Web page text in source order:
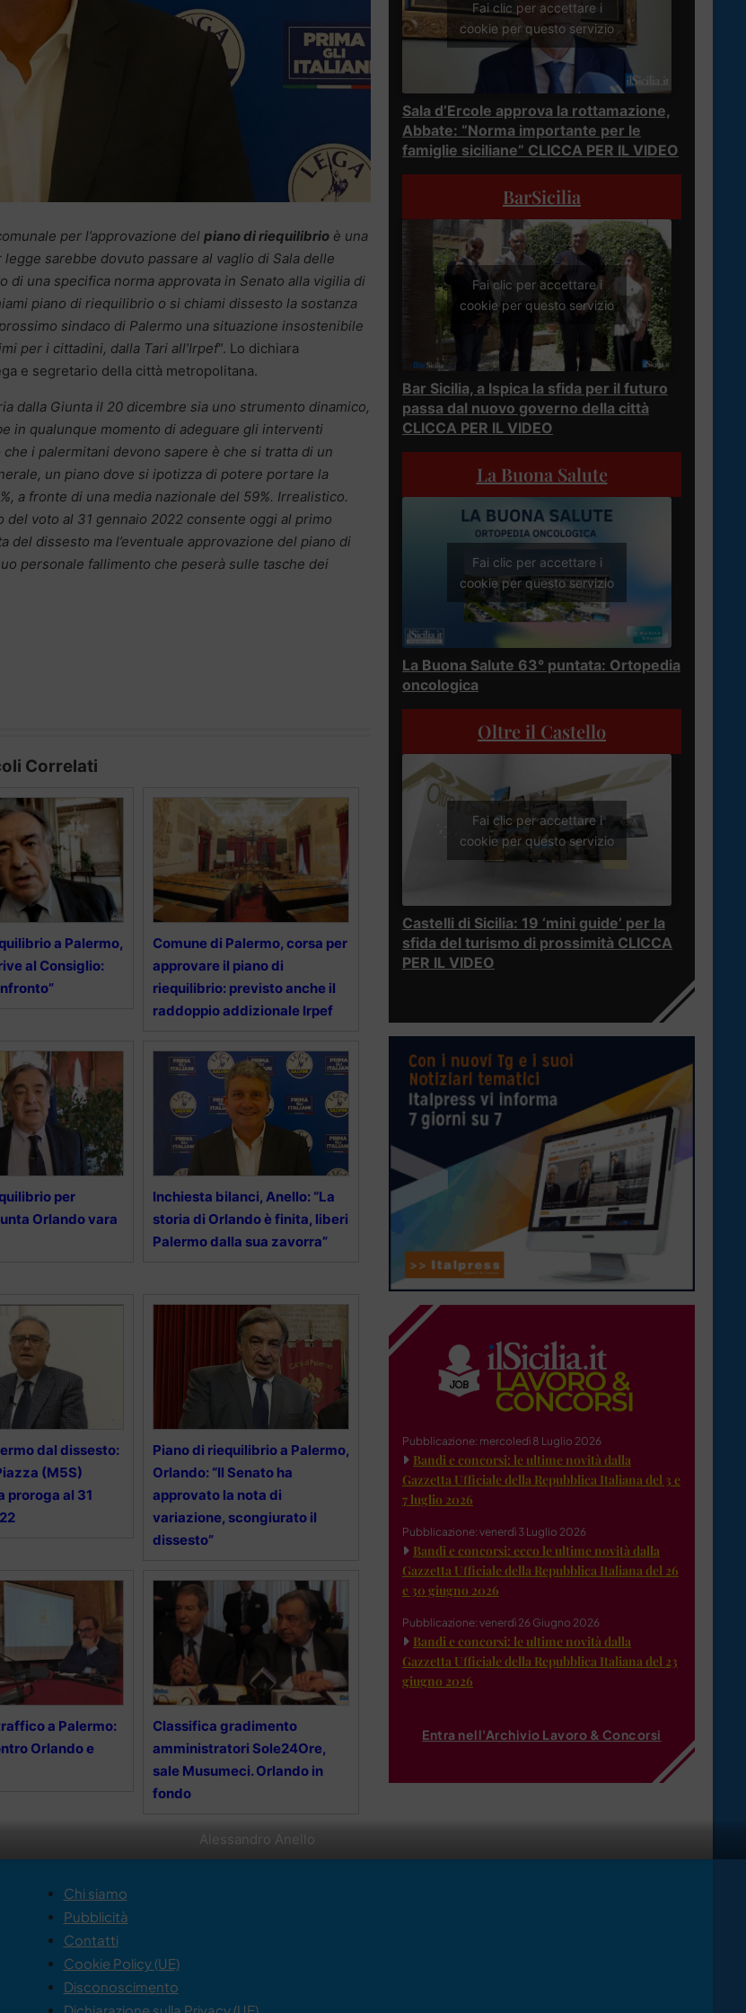
Alessandro Anello
per l’approvazione del piano di riequilibrio è una
sarebbe dovuto passare al vaglio di Sala delle
di una specifica norma approvata in Senato alla vigilia di
piano di riequilibrio o si chiami dissesto la sostanza
sindaco di Palermo una situazione insostenibile
per i cittadini, dalla Tari all’Irpef“. Lo dichiara
e segretario della città metropolitana.
dalla Giunta il 20 dicembre sia uno strumento dinamico,
in qualunque momento di adeguare gli interventi
i palermitani devono sapere è che si tratta di un
un piano dove si ipotizza di potere portare la
a fronte di una media nazionale del 59%. Irrealistico.
voto al 31 gennaio 2022 consente oggi al primo
del dissesto ma l’eventuale approvazione del piano di
personale fallimento che peserà sulle tasche dei
Correlati
a Palermo,
al Consiglio:
Comune di Palermo, corsa per
approvare il piano di
riequilibrio: previsto anche il
raddoppio addizionale Irpef
per
Orlando vara
Inchiesta bilanci, Anello: “La
storia di Orlando è finita, liberi
Palermo dalla sua zavorra”
dal dissesto:
(M5S)
proroga al 31
Piano di riequilibrio a Palermo,
Orlando: “Il Senato ha
approvato la nota di
variazione, scongiurato il
dissesto”
a Palermo:
Orlando e
Classifica gradimento
amministratori Sole24Ore,
sale Musumeci. Orlando in
fondo
Fai clic per accettare i
cookie per questo servizio
Sala d’Ercole approva la rottamazione,
Abbate: “Norma importante per le
famiglie siciliane” CLICCA PER IL VIDEO
BarSicilia
Fai clic per accettare i
cookie per questo servizio
Bar Sicilia, a Ispica la sfida per il futuro
passa dal nuovo governo della città
CLICCA PER IL VIDEO
La Buona Salute
Fai clic per accettare i
cookie per questo servizio
La Buona Salute 63° puntata: Ortopedia
oncologica
Oltre il Castello
Fai clic per accettare i
cookie per questo servizio
Castelli di Sicilia: 19 ‘mini guide’ per la
sfida del turismo di prossimità CLICCA
PER IL VIDEO
Pubblicazione: mercoledì 8 Luglio 2026
Bandi e concorsi: le ultime novità dalla
Gazzetta Ufficiale della Repubblica Italiana del 3 e
7 luglio 2026
Pubblicazione: venerdì 3 Luglio 2026
Bandi e concorsi: ecco le ultime novità dalla
Gazzetta Ufficiale della Repubblica Italiana del 26
e 30 giugno 2026
Pubblicazione: venerdì 26 Giugno 2026
Bandi e concorsi: le ultime novità dalla
Gazzetta Ufficiale della Repubblica Italiana del 23
giugno 2026
Entra nell'Archivio Lavoro & Concorsi
Chi siamo
Pubblicità
Contatti
Cookie Policy (UE)
Disconoscimento